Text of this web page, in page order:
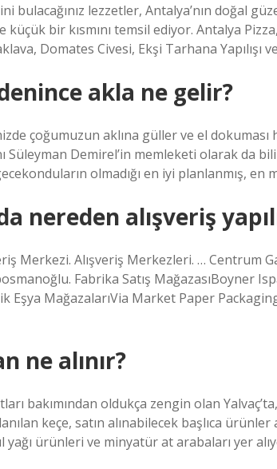
bulacağınız lezzetler, Antalya’nın doğal
küçük bir kısmını temsil ediyor. Antalya
Domates Civesi, Ekşi Tarhana Yapılışı
akla ne gelir?
çoğumuzun aklına güller ve el dokuması
Süleyman Demirel’in memleketi olarak da
olmadığı en iyi planlanmış,
nereden alışveriş
Merkezi. Alışveriş Merkezleri. … Centrum
Fabrika Satış MağazasıBoyner
Eşya MağazalarıVia Market Paper
ne alınır?
bakımından oldukça zengin olan
keçe, satın alınabilecek başlıca
yağı ürünleri ve minyatür at arabaları yer